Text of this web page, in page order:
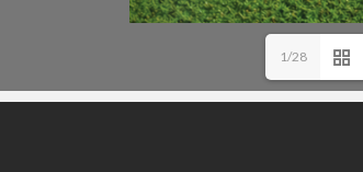
1/28